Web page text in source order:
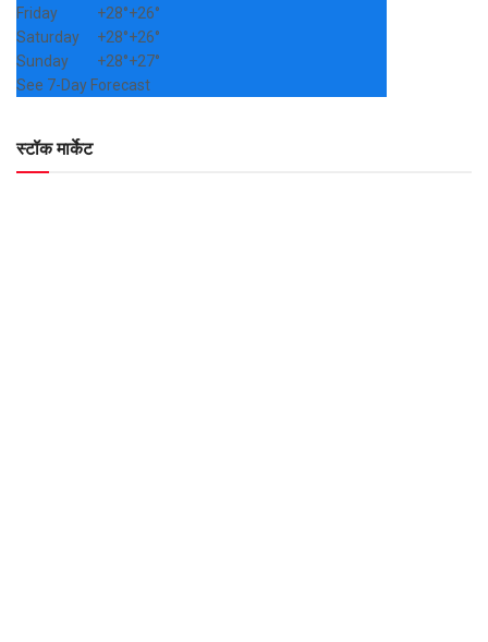
Friday
+28°+26°
Saturday
+28°+26°
Sunday
+28°+27°
See 7-Day Forecast
स्टॉक मार्केट